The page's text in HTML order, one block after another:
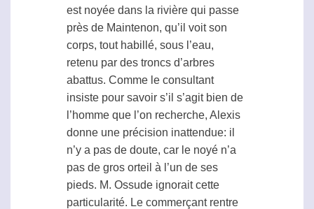
est noyée dans la rivière qui passe
près de Maintenon, qu’il voit son
corps, tout habillé, sous l’eau,
retenu par des troncs d’arbres
abattus. Comme le consultant
insiste pour savoir s’il s’agit bien de
l’homme que l’on recherche, Alexis
donne une précision inattendue: il
n’y a pas de doute, car le noyé n’a
pas de gros orteil à l’un de ses
pieds. M. Ossude ignorait cette
particularité. Le commerçant rentre